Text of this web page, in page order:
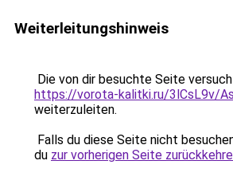
Weiterleitungshinweis
Die von dir besuchte Seite
https://vorota-kalitki.ru/3lCsL9v/
weiterzuleiten.
Falls du diese Seite nicht
du zur vorherigen Seite